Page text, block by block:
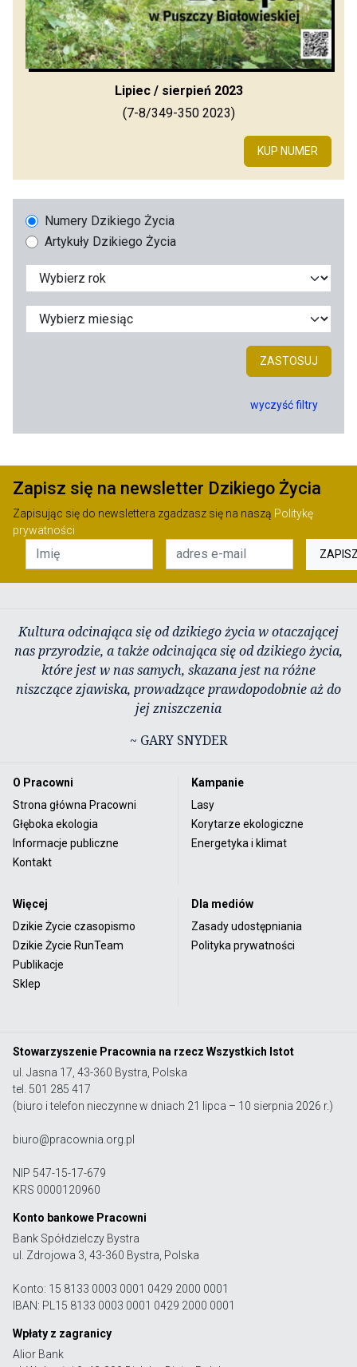
Lipiec / sierpień 2023
(7-8/349-350 2023)
KUP NUMER
Numery Dzikiego Życia
Artykuły Dzikiego Życia
ZASTOSUJ
wyczyść filtry
Zapisz się na newsletter Dzikiego Życia
Zapisując się do newslettera zgadzasz się na naszą Politykę
prywatności
Kultura odcinająca się od dzikiego życia w otaczającej
nas przyrodzie, a także odcinająca się od dzikiego życia,
które jest w nas samych, skazana jest na różne
niszczące zjawiska, prowadzące prawdopodobnie aż do
jej zniszczenia
~ GARY SNYDER
O Pracowni
Strona główna Pracowni
Głęboka ekologia
Informacje publiczne
Kontakt
Kampanie
Lasy
Korytarze ekologiczne
Energetyka i klimat
Więcej
Dzikie Życie czasopismo
Dzikie Życie RunTeam
Publikacje
Sklep
Dla mediów
Zasady udostępniania
Polityka prywatności
Stowarzyszenie Pracownia na rzecz Wszystkich Istot
ul. Jasna 17, 43-360 Bystra, Polska
tel. 501 285 417
(biuro i telefon nieczynne w dniach 21 lipca – 10 sierpnia 2026 r.)
biuro@pracownia.org.pl
NIP 547-15-17-679
KRS 0000120960
Konto bankowe Pracowni
Bank Spółdzielczy Bystra
ul. Zdrojowa 3, 43-360 Bystra, Polska
Konto: 15 8133 0003 0001 0429 2000 0001
IBAN: PL15 8133 0003 0001 0429 2000 0001
Wpłaty z zagranicy
Alior Bank